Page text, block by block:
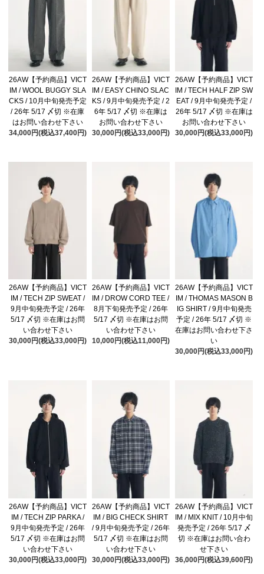
26AW【予約商品】VICT
IM / WOOL BUGGY SLA
CKS / 10月中旬発売予定
/ 26年 5/17 〆切 ※在庫
はお問い合わせ下さい
34,000円(税込37,400円)
26AW【予約商品】VICT
IM / EASY CHINO SLAC
KS / 9月中旬発売予定 / 2
6年 5/17 〆切 ※在庫は
お問い合わせ下さい
30,000円(税込33,000円)
26AW【予約商品】VICT
IM / TECH HALF ZIP SW
EAT / 9月中旬発売予定 /
26年 5/17 〆切 ※在庫は
お問い合わせ下さい
30,000円(税込33,000円)
26AW【予約商品】VICT
IM / TECH ZIP SWEAT /
9月中旬発売予定 / 26年
5/17 〆切 ※在庫はお問
い合わせ下さい
30,000円(税込33,000円)
26AW【予約商品】VICT
IM / DROW CORD TEE /
8月下旬発売予定 / 26年
5/17 〆切 ※在庫はお問
い合わせ下さい
10,000円(税込11,000円)
26AW【予約商品】VICT
IM / THOMAS MASON B
IG SHIRT / 9月中旬発売
予定 / 26年 5/17 〆切 ※
在庫はお問い合わせ下さ
い
30,000円(税込33,000円)
26AW【予約商品】VICT
IM / TECH ZIP PARKA /
9月中旬発売予定 / 26年
5/17 〆切 ※在庫はお問
い合わせ下さい
30,000円(税込33,000円)
26AW【予約商品】VICT
IM / BIG CHECK SHIRT
/ 9月中旬発売予定 / 26年
5/17 〆切 ※在庫はお問
い合わせ下さい
30,000円(税込33,000円)
26AW【予約商品】VICT
IM / MIX KNIT / 10月中旬
発売予定 / 26年 5/17 〆
切 ※在庫はお問い合わ
せ下さい
36,000円(税込39,600円)